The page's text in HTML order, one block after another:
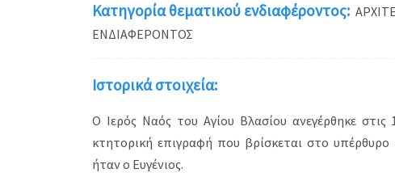
Κατηγορία θεματικού ενδιαφέροντος:
ΕΝΔΙΑΦΕΡΟΝΤΟΣ
Ιστορικά στοιχεία:
Ο Ιερός Ναός του Αγίου Βλασίου ανεγέρθηκε
κτητορική επιγραφή που βρίσκεται στο
ήταν ο Ευγένιος.